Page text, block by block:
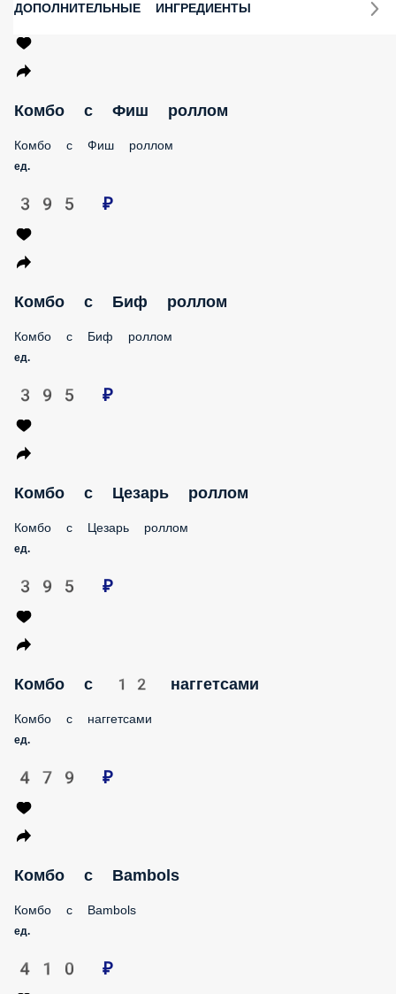
ДОПОЛНИТЕЛЬНЫЕ ИНГРЕДИЕНТЫ
Комбо с Фиш роллом
Комбо с Фиш роллом
ед.
395 ₽
Комбо с Биф роллом
Комбо с Биф роллом
ед.
395 ₽
Комбо с Цезарь роллом
Комбо с Цезарь роллом
ед.
395 ₽
Комбо с 12 наггетсами
Комбо с наггетсами
ед.
479 ₽
Комбо с Bambols
Комбо с Bambols
ед.
410 ₽